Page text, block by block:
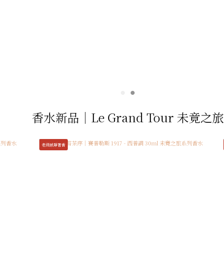
香水新品｜Le Grand Tour 未竟之旅
老錢感靜奢香